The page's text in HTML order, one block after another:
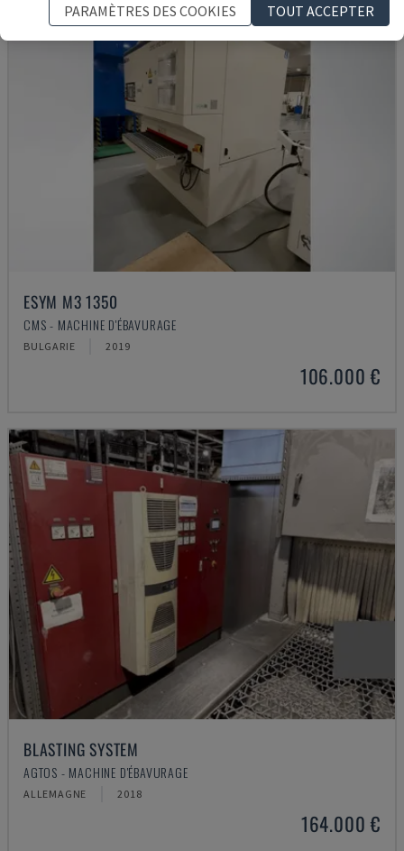
ESYM M3 1350
CMS - MACHINE D'ÉBAVURAGE
BULGARIE 2019
106.000 €
BLASTING SYSTEM
AGTOS - MACHINE D'ÉBAVURAGE
ALLEMAGNE 2018
164.000 €
PARAMÈTRES DES COOKIES
TOUT ACCEPTER